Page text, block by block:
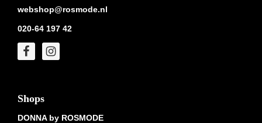
webshop@rosmode.nl
020-64 197 42
Shops
DONNA by ROSMODE